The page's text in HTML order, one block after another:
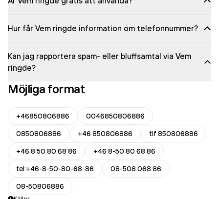
Hur får Vem ringde information om telefonnummer?
Kan jag rapportera spam- eller bluffsamtal via Vem
ringde?
Möjliga format
+46850806886
0046850806886
0850806886
+46 850806886
tlf 850806886
+46 8 50 80 68 86
+46 8-50 80 68 86
tel:+46-8-50-80-68-86
08-508 068 86
08-50806886